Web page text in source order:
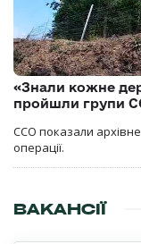
«Знали кожне
пройшли групи
ССО показали
операції.
ВАКАНСІЇ